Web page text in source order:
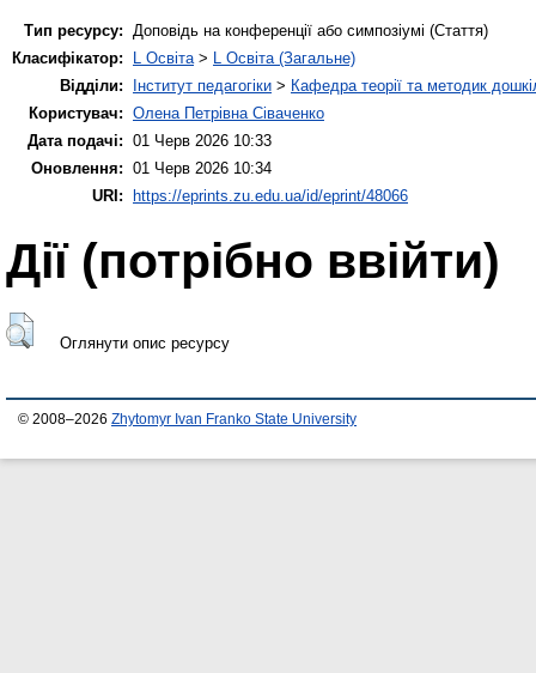
Тип ресурсу:
Доповідь на конференції або симпозіумі (Стаття)
Класифікатор:
L Освіта > L Освіта (Загальне)
Відділи:
Інститут педагогіки > Кафедра теорії та методик
Користувач: Олена Петрівна Сіваченко
Дата подачі: 01 Черв 2026 10:33
Оновлення: 01 Черв 2026 10:34
URI: https://eprints.zu.edu.ua/id/eprint/48066
Дії ​​(потрібно ввійти)
Оглянути опис ресурсу
© 2008–2026 Zhytomyr Ivan Franko State University